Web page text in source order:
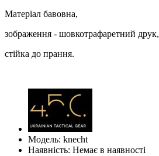
Матеріал бавовна,
зображення - шовкотрафаретний друк,
стійка до прання.
Модель: knecht
Наявність: Немає в наявності